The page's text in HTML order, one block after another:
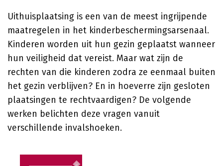
Uithuisplaatsing is een van de meest ingrijpende
maatregelen in het kinderbeschermingsarsenaal.
Kinderen worden uit hun gezin geplaatst wanneer
hun veiligheid dat vereist. Maar wat zijn de
rechten van die kinderen zodra ze eenmaal buiten
het gezin verblijven? En in hoeverre zijn gesloten
plaatsingen te rechtvaardigen? De volgende
werken belichten deze vragen vanuit
verschillende invalshoeken.